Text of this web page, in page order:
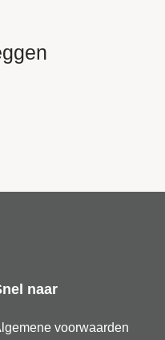
naar
voorwaarden